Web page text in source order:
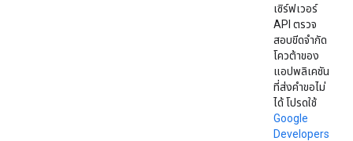
เซิร์ฟเวอร์
API ตรวจ
สอบขีดจำกัด
โควต้าของ
แอปพลิเคชัน
ที่ส่งคำขอไม่
ได้ โปรดใช้
Google
Developers